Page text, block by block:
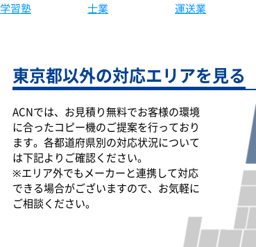
学習塾 士業 運送業
東京都以外の対応エリアを見る
ACNでは、お見積り無料でお客様の環境
に合ったコピー機のご提案を行っており
ます。各都道府県別の対応状況について
は下記よりご確認ください。
※エリア外でもメーカーと連携して対応
できる場合がございますので、お気軽に
ご相談ください。